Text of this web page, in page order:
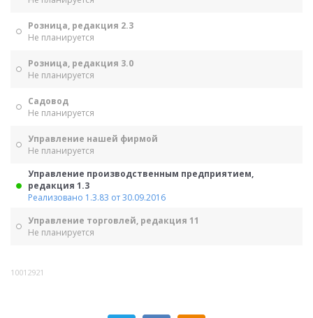
Розница, редакция 2.3
Не планируется
Розница, редакция 3.0
Не планируется
Садовод
Не планируется
Управление нашей фирмой
Не планируется
Управление производственным предприятием,
редакция 1.3
Реализовано 1.3.83 от 30.09.2016
Управление торговлей, редакция 11
Не планируется
10012921